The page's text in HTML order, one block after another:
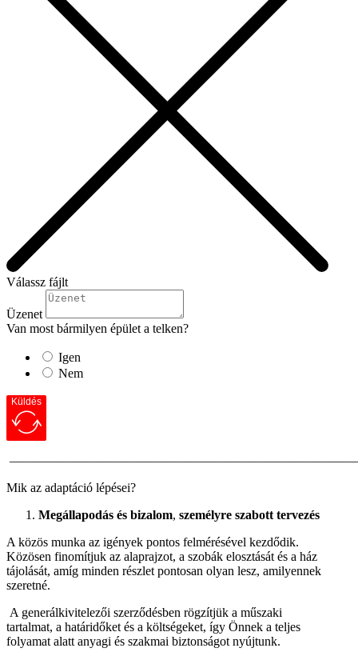
Válassz fájlt
Üzenet
Van most bármilyen épület a telken?
Igen
Nem
Küldés
Mik az adaptáció lépései?
Megállapodás és bizalom, személyre szabott tervezés
A közös munka az igények pontos felmérésével kezdődik.
Közösen finomítjuk az alaprajzot, a szobák elosztását és a ház
tájolását, amíg minden részlet pontosan olyan lesz, amilyennek
szeretné.
A generálkivitelezői szerződésben rögzítjük a műszaki
tartalmat, a határidőket és a költségeket, így Önnek a teljes
folyamat alatt anyagi és szakmai biztonságot nyújtunk.